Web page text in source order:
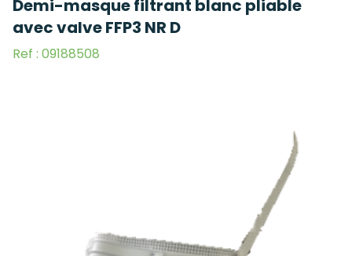
Demi-masque filtrant blanc pliable
avec valve FFP3 NR D
Ref : 09188508